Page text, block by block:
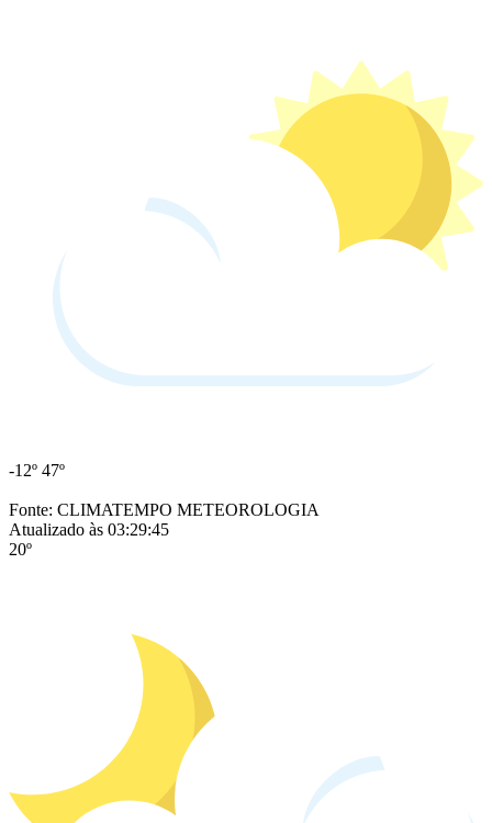
-12º 47º
Fonte: CLIMATEMPO METEOROLOGIA
Atualizado às 03:29:45
20º